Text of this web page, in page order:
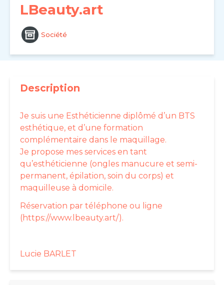
LBeauty.art
Société
Description
Je suis une Esthéticienne diplômé d’un BTS
esthétique, et d’une formation
complémentaire dans le maquillage.
Je propose mes services en tant
qu’esthéticienne (ongles manucure et semi-
permanent, épilation, soin du corps) et
maquilleuse à domicile.
Réservation par téléphone ou ligne
(https://www.lbeauty.art/).
Lucie BARLET